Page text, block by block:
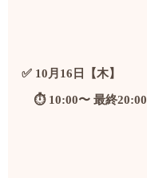
✅ 10月16日【木】
⏱️ 10:00〜 最終20:00